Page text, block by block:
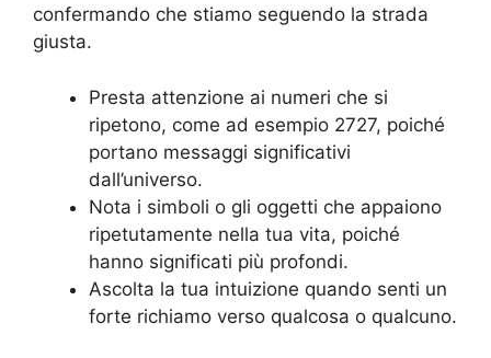
confermando che stiamo seguendo la strada
giusta.
Presta attenzione ai numeri che si
ripetono, come ad esempio 2727, poiché
portano messaggi significativi
dall’universo.
Nota i simboli o gli oggetti che appaiono
ripetutamente nella tua vita, poiché
hanno significati più profondi.
Ascolta la tua intuizione quando senti un
forte richiamo verso qualcosa o qualcuno.